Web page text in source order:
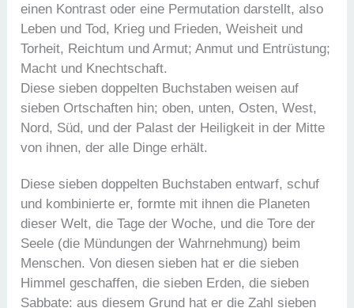
einen Kontrast oder eine Permutation darstellt, also
Leben und Tod, Krieg und Frieden, Weisheit und
Torheit, Reichtum und Armut; Anmut und Entrüstung;
Macht und Knechtschaft.
Diese sieben doppelten Buchstaben weisen auf
sieben Ortschaften hin; oben, unten, Osten, West,
Nord, Süd, und der Palast der Heiligkeit in der Mitte
von ihnen, der alle Dinge erhält.
Diese sieben doppelten Buchstaben entwarf, schuf
und kombinierte er, formte mit ihnen die Planeten
dieser Welt, die Tage der Woche, und die Tore der
Seele (die Mündungen der Wahrnehmung) beim
Menschen. Von diesen sieben hat er die sieben
Himmel geschaffen, die sieben Erden, die sieben
Sabbate: aus diesem Grund hat er die Zahl sieben